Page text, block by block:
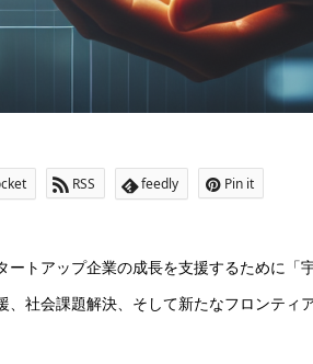
RSS feedly Pin it
ートアップ企業の成長を支援するために
社会課題解決、そして新たなフロンティ